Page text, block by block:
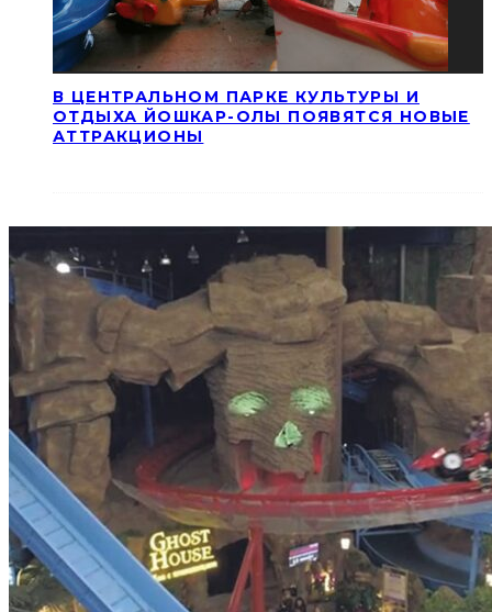
В ЦЕНТРАЛЬНОМ ПАРКЕ КУЛЬТУРЫ И
ОТДЫХА ЙОШКАР-ОЛЫ ПОЯВЯТСЯ НОВЫЕ
АТТРАКЦИОНЫ